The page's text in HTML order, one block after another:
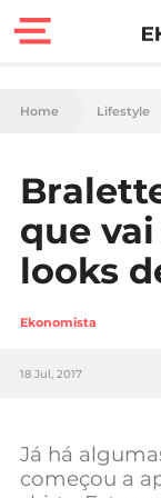
Casa
Lifestyle
Home Lifestyle
que
looks
Ekonomista
18 Jul, 2017
Já há
começou a